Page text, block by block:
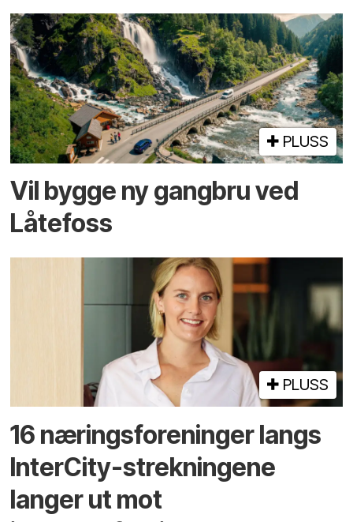
PLUSS
Vil bygge ny gangbru ved
Låtefoss
PLUSS
16 næringsforeninger langs
InterCity-strekningene
langer ut mot